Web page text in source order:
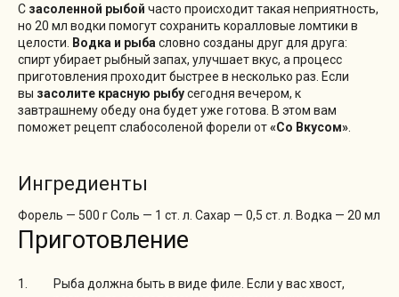
С засоленной рыбой часто происходит такая неприятность,
но 20 мл водки помогут сохранить коралловые ломтики в
целости.
Водка и рыба словно созданы друг для друга:
спирт убирает рыбный запах, улучшает вкус, а процесс
приготовления проходит быстрее в несколько раз. Если
вы засолите красную рыбусегодня вечером, к
завтрашнему обеду она будет уже готова. В этом вам
поможет рецепт слабосоленой форели от«Со Вкусом»
Ингредиенты
Форель — 500 г Соль — 1 ст. л. Сахар — 0,5 ст. л. Водка — 20 мл
Приготовление
Рыба должна быть в виде филе. Если у вас хвост,